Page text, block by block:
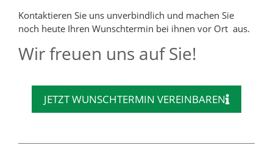
Kontaktieren Sie uns unverbindlich und machen Sie
noch heute Ihren Wunschtermin bei ihnen vor Ort aus.
Wir freuen uns auf Sie!
JETZT WUNSCHTERMIN VEREINBAREN